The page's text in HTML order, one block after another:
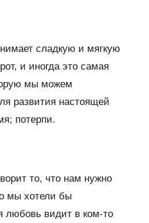
сладкую и мягкую
и иногда это самая
мы можем
развития настоящей
потерпи.
то, что нам нужно
мы хотели бы
видит в ком-то